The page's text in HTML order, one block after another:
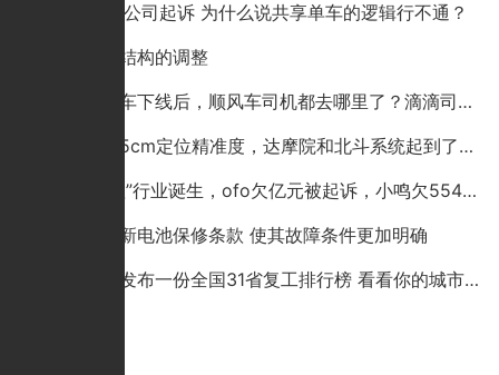
ofo遭9家公司起诉 为什么说共享单车的逻辑行不通？
滴滴股权结构的调整
滴滴顺风车下线后，顺风车司机都去哪里了？滴滴司机的回复真
高德展示5cm定位精准度，达摩院和北斗系统起到了举足轻重作用
又一“老赖”行业诞生，ofo欠亿元被起诉，小鸣欠5540万，它欠
特斯拉更新电池保修条款 使其故障条件更加明确
百度地图发布一份全国31省复工排行榜 看看你的城市排在第几名